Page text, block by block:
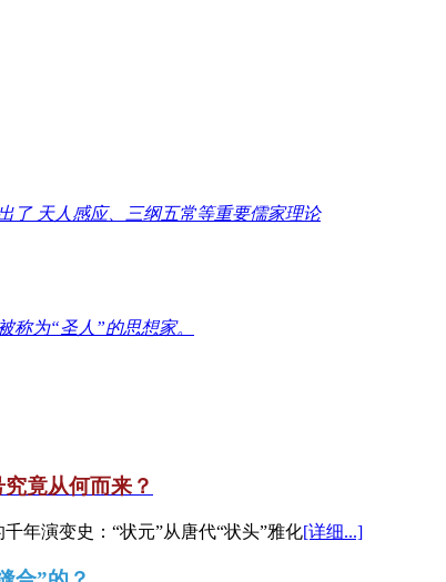
了 天人感应、三纲五常等重要儒家理论
称为“圣人”的思想家。
竟从何而来？
年演变史：“状元”从唐代“状头”雅化[详细...]